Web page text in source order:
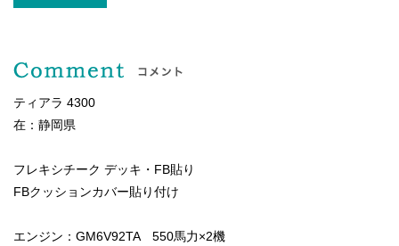
ティアラ 4300
在：静岡県
フレキシチーク デッキ・FB貼り
FBクッションカバー貼り付け
エンジン：GM6V92TA 550馬力×2機